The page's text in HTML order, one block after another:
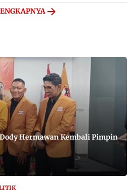
Hermawan Kembali Pimpin